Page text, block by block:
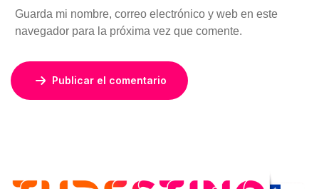
Guarda mi nombre, correo electrónico y web en este
navegador para la próxima vez que comente.
Publicar el comentario